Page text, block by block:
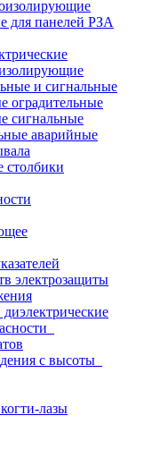
панелей РЗА
и сигнальные
оградительные
сигнальные
аварийные
столбики
электрозащиты
с высоты
лазы